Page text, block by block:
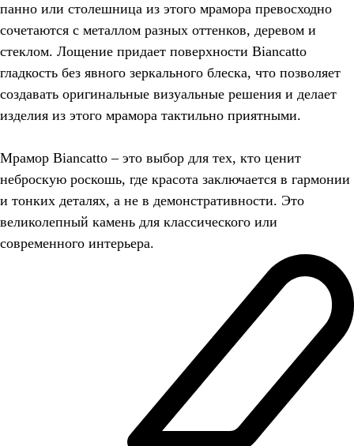
панно или столешница из этого мрамора превосходно
сочетаются с металлом разных оттенков, деревом и
стеклом. Лощение придает поверхности Biancatto
гладкость без явного зеркального блеска, что позволяет
создавать оригинальные визуальные решения и делает
изделия из этого мрамора тактильно приятными.
Мрамор Biancatto – это выбор для тех, кто ценит
неброскую роскошь, где красота заключается в гармонии
и тонких деталях, а не в демонстративности. Это
великолепный камень для классического или
современного интерьера.